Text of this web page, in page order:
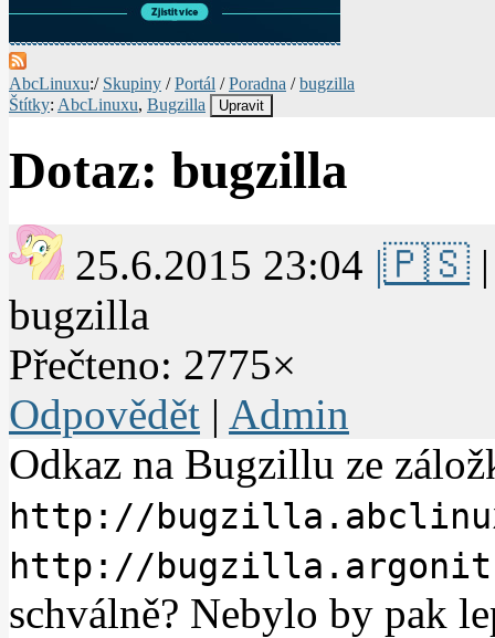
AbcLinuxu:/ Skupiny /Portál /Poradna /bugzilla
Štítky: AbcLinuxu, Bugzilla Upravit
Dotaz: bugzilla
25.6.2015 23:04 |🇵🇸
bugzilla
Přečteno: 2775×
Odpovědět | Admin
Odkaz na Bugzillu ze
http://
http://
schválně? Nebylo by pak